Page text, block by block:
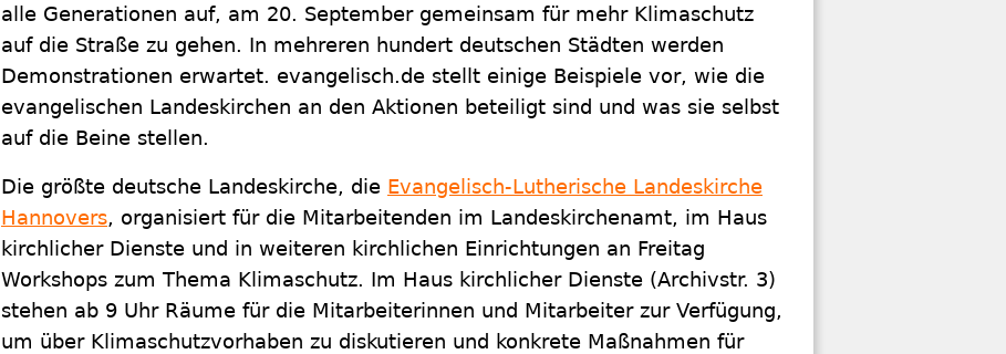
alle Generationen auf, am 20. September gemeinsam für mehr Klimaschutz
auf die Straße zu gehen. In mehreren hundert deutschen Städten werden
Demonstrationen erwartet. evangelisch.de stellt einige Beispiele vor, wie die
evangelischen Landeskirchen an den Aktionen beteiligt sind und was sie selbst
auf die Beine stellen.
Die größte deutsche Landeskirche, die Evangelisch-Lutherische Landeskirche
Hannovers, organisiert für die Mitarbeitenden im Landeskirchenamt, im Haus
kirchlicher Dienste und in weiteren kirchlichen Einrichtungen an Freitag
Workshops zum Thema Klimaschutz. Im Haus kirchlicher Dienste (Archivstr. 3)
stehen ab 9 Uhr Räume für die Mitarbeiterinnen und Mitarbeiter zur Verfügung,
um über Klimaschutzvorhaben zu diskutieren und konkrete Maßnahmen für